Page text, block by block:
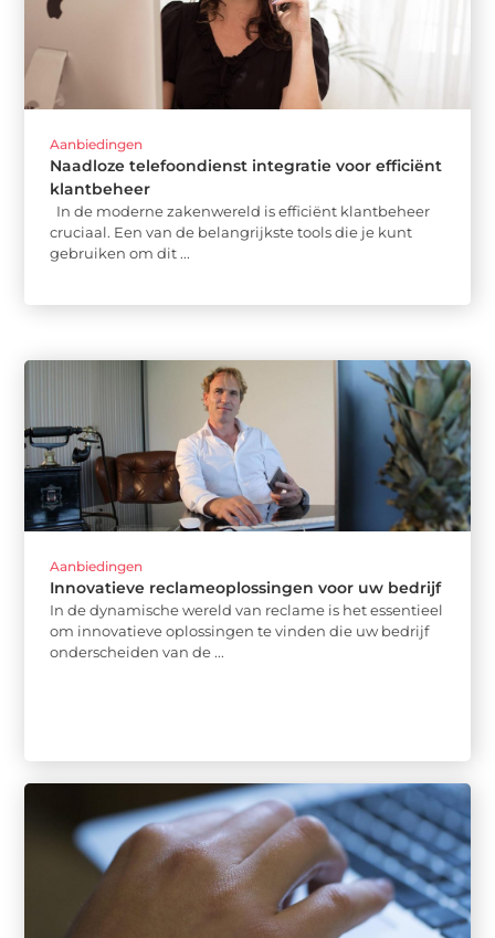
Aanbiedingen
Naadloze telefoondienst integratie voor efficiënt
klantbeheer
In de moderne zakenwereld is efficiënt klantbeheer
cruciaal. Een van de belangrijkste tools die je kunt
gebruiken om dit ...
Aanbiedingen
Innovatieve reclameoplossingen voor uw bedrijf
In de dynamische wereld van reclame is het essentieel
om innovatieve oplossingen te vinden die uw bedrijf
onderscheiden van de ...